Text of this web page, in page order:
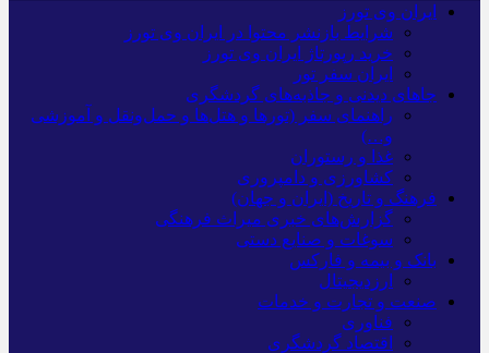
ایران وی تورز
شرایط بازنشر محتوا در ایران وی تورز
خرید رپورتاژ ایران وی تورز
ایران سفر تور
جاهای دیدنی و جاذبه‌های گردشگری
راهنمای سفر (تورها و هتل‌ها و حمل‌و‌نقل و آموزشی
و…)
غذا و رستوران
کشاورزی و دامپروری
فرهنگ و تاریخ (ایران و جهان)
گزارش‌های خبری میراث فرهنگی
سوغات و صنایع دستی
بانک و بیمه و فارکس
ارزدیجیتال
صنعت و تجارت و خدمات
فناوری
اقتصاد گردشگری